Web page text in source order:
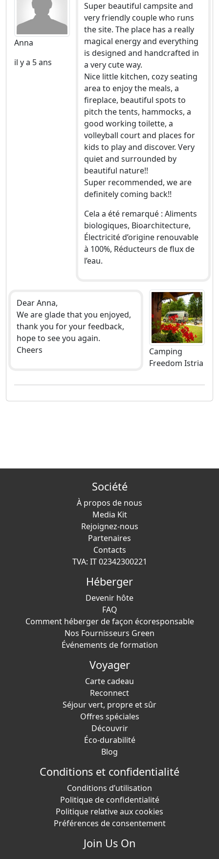
Anna
il y a 5 ans
Super beautiful campsite and
very friendly couple who runs
the site. The place has a really
magical energy and everything
is designed and handcrafted in
a very cute way.
Nice little kitchen, cozy seating
area to enjoy the meals, a
fireplace, beautiful spots to
pitch the tents, hammocks, a
good working toilette, a
volleyball court and places for
kids to play and discover. Very
quiet and surrounded by
beautiful nature!!
Super recommended, we are
definitely coming back!!
Cela a été remarqué : Aliments
biologiques, Bioarchitecture,
Électricité d’origine renouvable
à 100%, Réducteurs de flux de
l’eau.
Dear Anna,
We are glade that you enjoyed,
thank you for your feedback,
hope to see you again.
Cheers
Camping
Freedom Istria
Société
À propos de nous
Media Kit
Rejoignez-nous
Partenaires
Contacts
TVA: IT 02342300221
Héberger
Devenir hôte
FAQ
Comment héberger de façon écoresponsable
Nos Fournisseurs Green
Événements de formation
Voyager
Carte cadeau
Reconnect
Séjour vert, propre et sûr
Offres spéciales
Découvrir
Éco-durabilité
Blog
Conditions et confidentialité
Conditions d’utilisation
Politique de confidentialité
Politique relative aux cookies
Préférences de consentement
Join Us On